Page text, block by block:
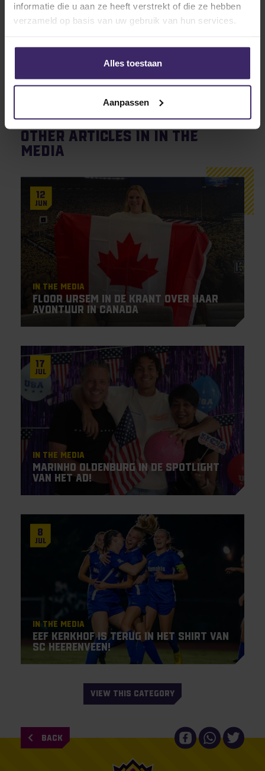
informatie die u aan ze heeft verstrekt of die ze hebben
verzameld op basis van uw gebruik van hun services.
Alles toestaan
Aanpassen
Updates
MORE FROM THIS ATHLETE
Other articles in In the
Media
12
Jun
In the Media
Floor Ursem in de krant over haar
avontuur in Canada
17
Jul
In the Media
Marinho Oldenburg in de spotlight
van het AD!
8
Jul
In the Media
Eef Kerkhof is terug in het shirt van
SC Heerenveen!
VIEW THIS CATEGORY
BACK